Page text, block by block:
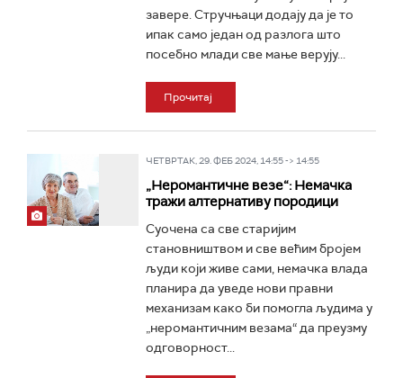
завере. Стручњаци додају да је то
ипак само један од разлога што
посебно млади све мање верују...
Прочитај
ЧЕТВРТАК, 29. ФЕБ 2024, 14:55 -> 14:55
„Неромантичне везе“: Немачка
тражи алтернативу породици
Суочена са све старијим
становништвом и све већим бројем
људи који живе сами, немачка влада
планира да уведе нови правни
механизам како би помогла људима у
„неромантичним везама“ да преузму
одговорност...